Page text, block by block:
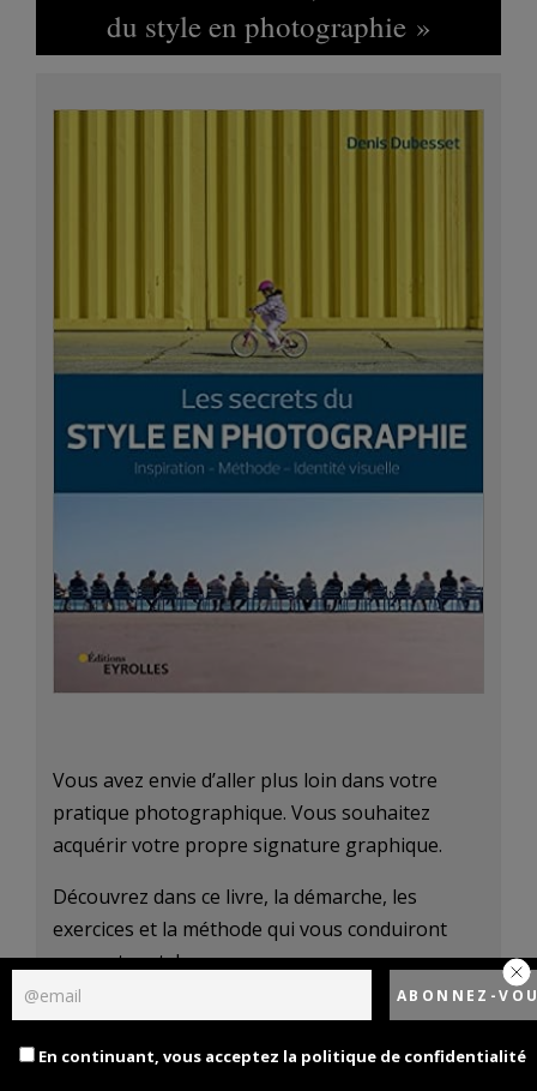
du style en photographie »
Vous avez envie d’aller plus loin dans votre
pratique photographique. Vous souhaitez
acquérir votre propre signature graphique.
Découvrez dans ce livre, la démarche, les
exercices et la méthode qui vous conduiront
vers votre style.
Il a récemment été traduit en allemand.
En continuant, vous acceptez la politique de confidentialité